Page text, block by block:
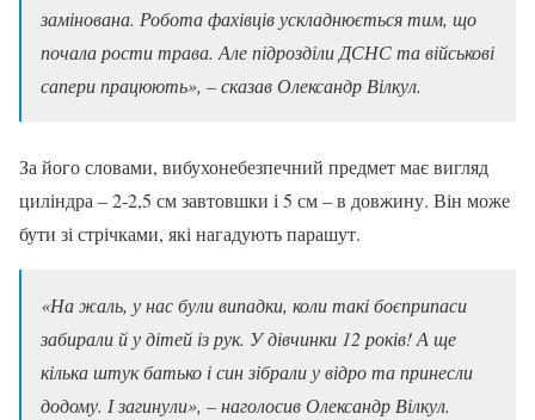
замінована. Робота фахівців ускладнюється тим, що
почала рости трава. Але підрозділи ДСНС та військові
сапери працюють», – сказав Олександр Вілкул.
За його словами, вибухонебезпечний предмет має вигляд
циліндра – 2-2,5 см завтовшки і 5 см – в довжину. Він може
бути зі стрічками, які нагадують парашут.
«На жаль, у нас були випадки, коли такі боєприпаси
забирали й у дітей із рук. У дівчинки 12 років! А ще
кілька штук батько і син зібрали у відро та принесли
додому. І загинули», – наголосив Олександр Вілкул.